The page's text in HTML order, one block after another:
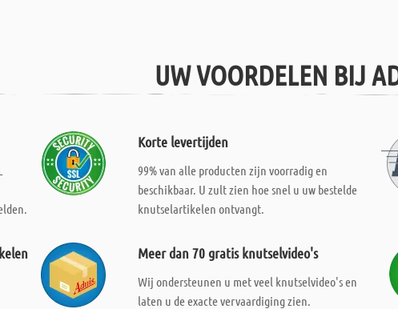
UW VOORDELEN BIJ
Korte levertijden
99% van alle producten zijn voorradig en
beschikbaar. U zult zien hoe snel u uw bestelde
knutselartikelen ontvangt.
Meer dan 70 gratis knutselvideo's
Wij ondersteunen u met veel knutselvideo's en
laten u de exacte vervaardiging zien.